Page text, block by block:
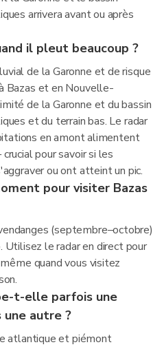
arrivera avant ou après
il pleut beaucoup ?
de la Garonne et de risque
Bazas et en Nouvelle-
de la Garonne et du bassin
et du terrain bas. Le radar
en amont alimentent
pour savoir si les
ou ont atteint un pic.
pour visiter Bazas
(septembre–octobre)
le radar en direct pour
quand vous visitez
t-elle parfois une
autre ?
atlantique et piémont